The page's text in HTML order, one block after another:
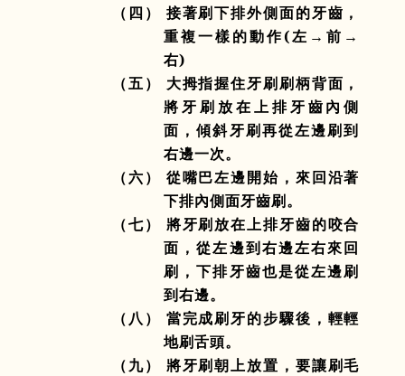
（四） 接著刷下排外側面的牙齒，
重複一樣的動作(左→前→
右)
（五） 大拇指握住牙刷刷柄背面，
將牙刷放在上排牙齒內側
面，傾斜牙刷再從左邊刷到
右邊一次。
（六） 從嘴巴左邊開始，來回沿著
下排內側面牙齒刷。
（七） 將牙刷放在上排牙齒的咬合
面，從左邊到右邊左右來回
刷，下排牙齒也是從左邊刷
到右邊。
（八） 當完成刷牙的步驟後，輕輕
地刷舌頭。
（九） 將牙刷朝上放置，要讓刷毛